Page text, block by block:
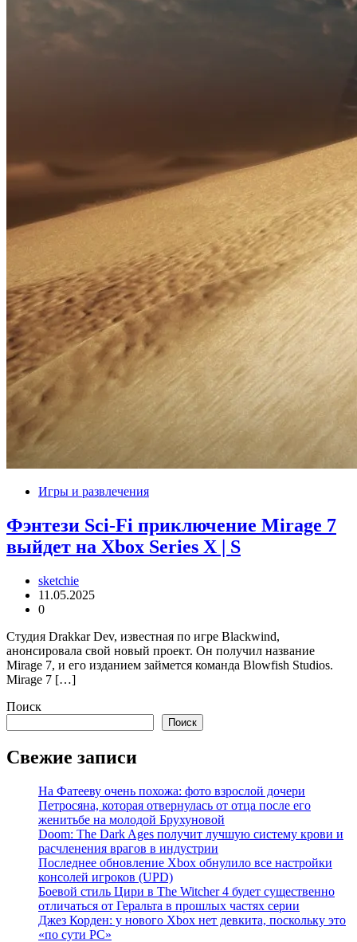
Игры и развлечения
Фэнтези Sci-Fi приключение Mirage 7
выйдет на Xbox Series X | S
sketchie
11.05.2025
0
Студия Drakkar Dev, известная по игре Blackwind,
анонсировала свой новый проект. Он получил название
Mirage 7, и его изданием займется команда Blowfish Studios.
Mirage 7 […]
Поиск
Поиск
Свежие записи
На Фатееву очень похожа: фото взрослой дочери
Петросяна, которая отвернулась от отца после его
женитьбе на молодой Брухуновой
Doom: The Dark Ages получит лучшую систему крови и
расчленения врагов в индустрии
Последнее обновление Xbox обнулило все настройки
консолей игроков (UPD)
Боевой стиль Цири в The Witcher 4 будет существенно
отличаться от Геральта в прошлых частях серии
Джез Корден: у нового Xbox нет девкита, поскольку это
«по сути PC»